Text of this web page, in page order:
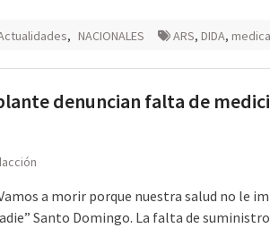
, NACIONALES ARS, DIDA,
denuncian falta de
a morir porque nuestra salud no le
Santo Domingo. La falta de